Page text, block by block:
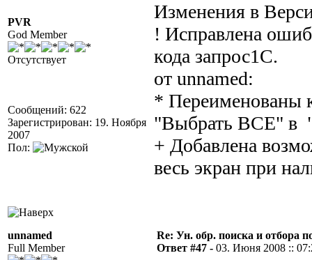
PVR
God Member
Отсутствует
Сообщений: 622
Зарегистрирован: 19. Ноября
2007
Пол:
Изменения в
! Исправлена
кода запрос1С.
от unnamed:
* Переименованы
"Выбрать ВСЕ" в
+ Добавлена
весь экран при
unnamed
Full Member
Re: Ун. обр. поиска и отбора
Ответ #47 - 03. Июня 2008 ::